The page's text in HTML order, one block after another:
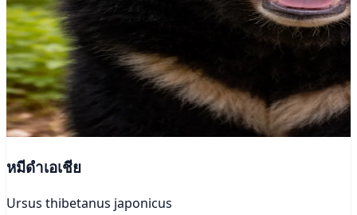
หมีดำเอเชีย
Ursus thibetanus japonicus